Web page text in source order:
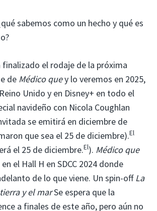
sabemos como un hecho y qué es
finalizado el rodaje de la próxima
de Médico quey lo veremos en 2025,
Unido y en Disney+ en todo el
navideño con Nicola Coughlan
se emitirá en diciembre de
que sea el 25 de diciembre).El
el 25 de diciembre.El). Médico que
el Hall H en SDCC 2024 donde
de lo que viene. Un spin-offLa
y el marSe espera que la
a finales de este año, pero aún no